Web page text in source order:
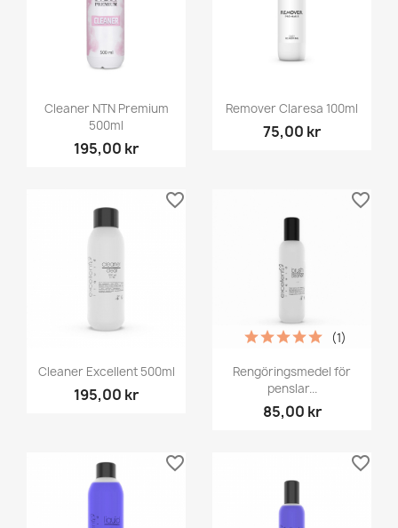
Cleaner NTN Premium
500ml
195,00 kr
Remover Claresa 100ml
75,00 kr
Cleaner Excellent 500ml
195,00 kr
favorite_border
Rengöringsmedel för
penslar...
85,00 kr
(1)
favorite_border
favorite_border favorite_border